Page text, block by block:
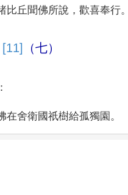
比丘聞佛所說 ，歡喜奉行
[11] （七）
：
在舍衛國祇樹給孤獨園 。